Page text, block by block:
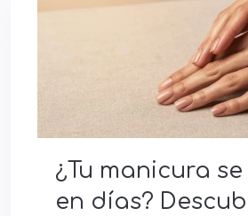
¿Tu manicura
en días?